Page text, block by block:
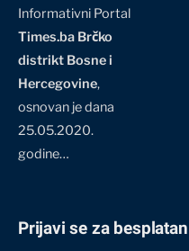
Informativni Portal
Times.ba Brčko
distrikt Bosne i
Hercegovine,
osnovan je dana
25.05.2020.
godine…
Prijavi se za